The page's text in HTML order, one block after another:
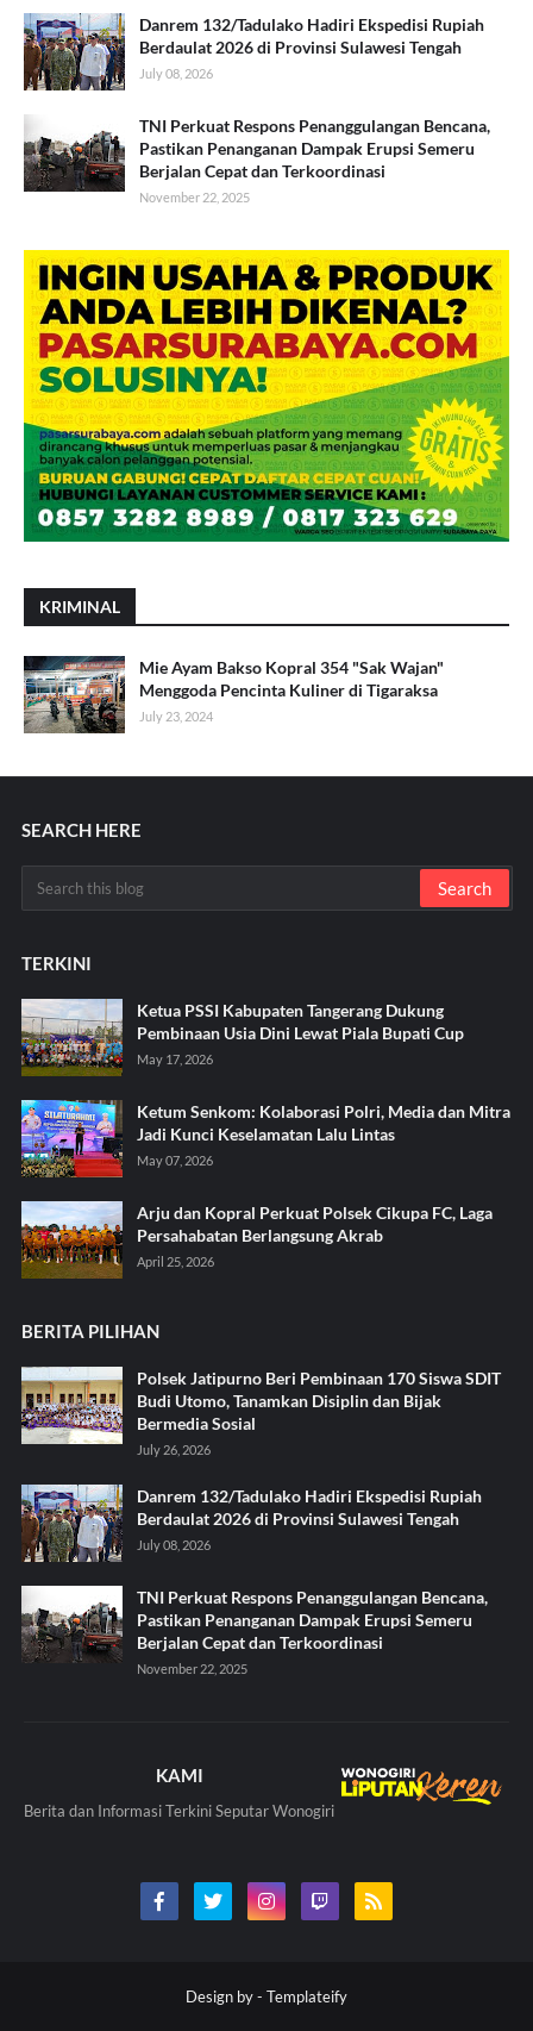
Danrem 132/Tadulako Hadiri Ekspedisi Rupiah
Berdaulat 2026 di Provinsi Sulawesi Tengah
July 08, 2026
TNI Perkuat Respons Penanggulangan Bencana,
Pastikan Penanganan Dampak Erupsi Semeru
Berjalan Cepat dan Terkoordinasi
November 22, 2025
KRIMINAL
Mie Ayam Bakso Kopral 354 "Sak Wajan"
Menggoda Pencinta Kuliner di Tigaraksa
July 23, 2024
SEARCH HERE
TERKINI
Ketua PSSI Kabupaten Tangerang Dukung
Pembinaan Usia Dini Lewat Piala Bupati Cup
May 17, 2026
Ketum Senkom: Kolaborasi Polri, Media dan Mitra
Jadi Kunci Keselamatan Lalu Lintas
May 07, 2026
Arju dan Kopral Perkuat Polsek Cikupa FC, Laga
Persahabatan Berlangsung Akrab
April 25, 2026
BERITA PILIHAN
Polsek Jatipurno Beri Pembinaan 170 Siswa SDIT
Budi Utomo, Tanamkan Disiplin dan Bijak
Bermedia Sosial
July 26, 2026
Danrem 132/Tadulako Hadiri Ekspedisi Rupiah
Berdaulat 2026 di Provinsi Sulawesi Tengah
July 08, 2026
TNI Perkuat Respons Penanggulangan Bencana,
Pastikan Penanganan Dampak Erupsi Semeru
Berjalan Cepat dan Terkoordinasi
November 22, 2025
KAMI
Berita dan Informasi Terkini Seputar Wonogiri
Design by - Templateify